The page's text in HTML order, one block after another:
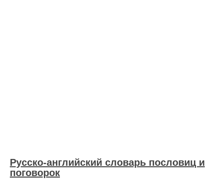
Русско-английский словарь пословиц и
поговорок